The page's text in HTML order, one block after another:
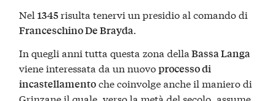
Nel1345risulta tenervi un presidio al comando di
Franceschino De Brayda.
In quegli anni tutta questa zona della Bassa Langa
viene interessata da un nuovoprocesso di
incastellamentoche coinvolge anche il maniero di
Grinzane il quale, verso la metà del secolo, assume